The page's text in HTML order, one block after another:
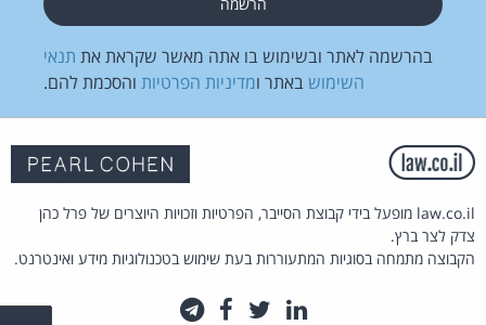
בהרשמה לאתר ובשימוש בו אתה מאשר שקראת את תנאי
השימוש באתר ומדיניות הפרטיות והסכמת להם.
law.co.il מופעל בידי קבוצת הסייבר, הפרטיות וזכויות היוצרים של פרל כהן
צדק לצר ברץ.
הקבוצה מתמחה בסוגיות המתעוררות בעת שימוש בטכנולוגיות מידע ואינטרנט.
לינקדאין
טוויטרפייסבוק